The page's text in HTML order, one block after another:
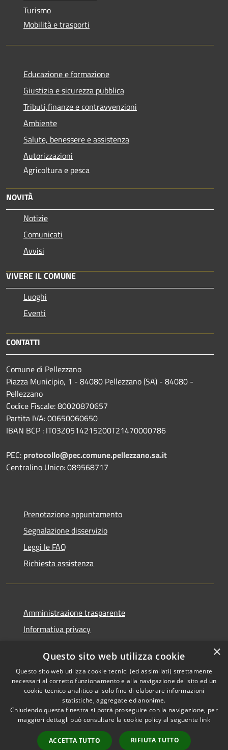
Turismo
Mobilità e trasporti
Educazione e formazione
Giustizia e sicurezza pubblica
Tributi,finanze e contravvenzioni
Ambiente
Salute, benessere e assistenza
Autorizzazioni
Agricoltura e pesca
NOVITÀ
Notizie
Comunicati
Avvisi
VIVERE IL COMUNE
Luoghi
Eventi
CONTATTI
Comune di Pellezzano
Piazza Municipio, 1 - 84080 Pellezzano (SA) - 84080 -
Pellezzano
Codice Fiscale: 80020870657
Partita IVA: 00650060650
IBAN BCP : IT03Z0514215200T21470000786
PEC: protocollo@pec.comune.pellezzano.sa.it
Centralino Unico: 089568717
Prenotazione appuntamento
Segnalazione disservizio
Leggi le FAQ
Richiesta assistenza
Amministrazione trasparente
Informativa privacy
Dichiarazione di accessibilità
RSS
Accessibilità
Copyright © 2026 • Comune di
Pellezzano • Powered by
Municipium•
Accesso
×
Questo sito web utilizza cookie
Questo sito web utilizza cookie tecnici (ed assimilati) strettamente
necessari al corretto funzionamento e alla navigazione del sito ed un
cookie tecnico analitico al solo fine di elaborare informazioni
statistiche, aggregate ed anonime.
Chiudendo questa finestra si potrà proseguire con la navigazione, per
maggiori dettagli può consultare la cookie policy al seguente link
ACCETTA TUTTO RIFIUTA TUTTO